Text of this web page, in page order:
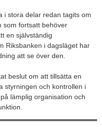
i stora delar redan tagits om
som fortsatt behöver
en självständig
Riksbanken i dagsläget har
att se över den.
beslut om att tillsätta en
styrningen och kontrollen i
lämplig organisation och